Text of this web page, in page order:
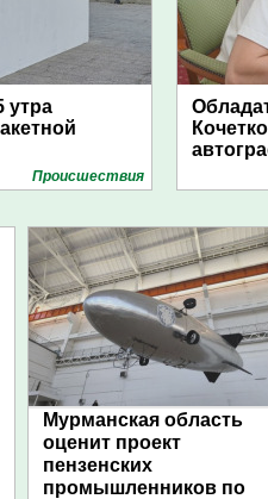
утра
Проиcшествия
Мурманская область
оценит проект
пензенских
промышленников по